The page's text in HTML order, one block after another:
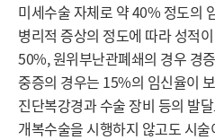
미세수술 자체로 약 40% 정도의
병리적 증상의 정도에 따라 성적
50%, 원위부난관폐쇄의 경우 경
중증의 경우는 15%의 임신율이
진단복강경과 수술 장비 등의 발
개복수술을 시행하지 않고도 시